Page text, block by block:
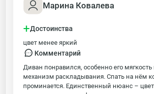
Марина Ковалева
+Достоинства
цвет менее яркий
Комментарий
Диван понравился, особенно его
механизм раскладывания. Спать на нём
проминается. Единственный нюанс –